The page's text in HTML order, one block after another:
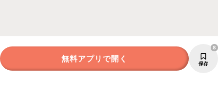
無料アプリで開く 保存
8